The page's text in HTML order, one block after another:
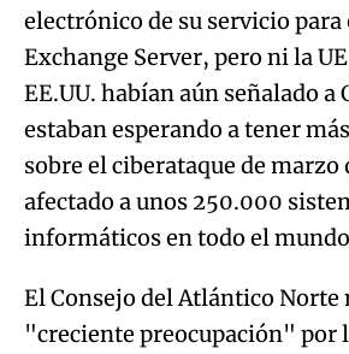
electrónico de su servicio para
Exchange Server, pero ni la
EE.UU. habían aún señalado a
estaban esperando a tener
sobre el ciberataque de marzo
afectado a unos 250.000
informáticos en todo el
El Consejo del Atlántico Norte
"creciente preocupación" por